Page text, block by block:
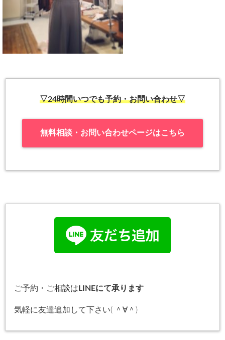
▽24時間いつでも予約・お問い合わせ▽
無料相談・お問い合わせページはこちら
ご予約・ご相談は LINEにて承ります
気軽に友達追加して下さい( ＾∀＾)